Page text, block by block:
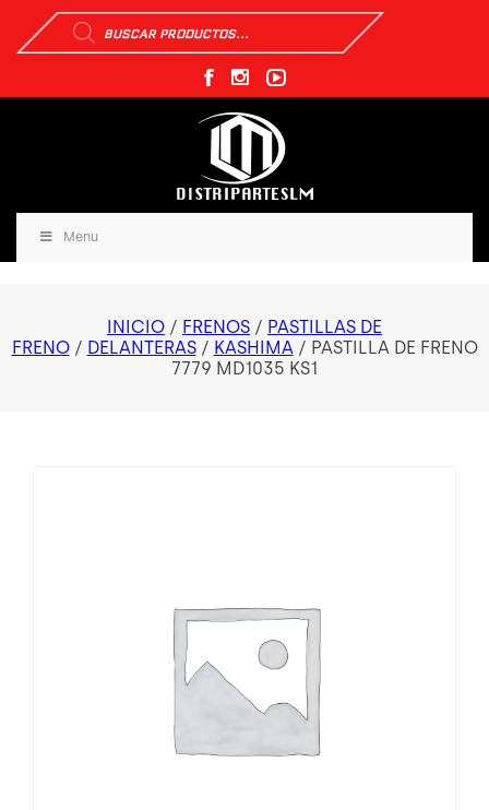
Búsqueda
de
productos
Menu
INICIO / FRENOS / PASTILLAS DE
FRENO/ DELANTERAS/ KASHIMA/ PASTILLA DE FRENO
7779 MD1035 KS1